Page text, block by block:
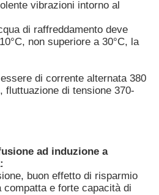
di vuoto
a vuoto
vetro
vibrazioni intorno al
di raffreddamento deve
non superiore a 30°C, la
di corrente alternata 380
fluttuazione di tensione 370-
ad induzione a
buon effetto di risparmio
e forte capacità di